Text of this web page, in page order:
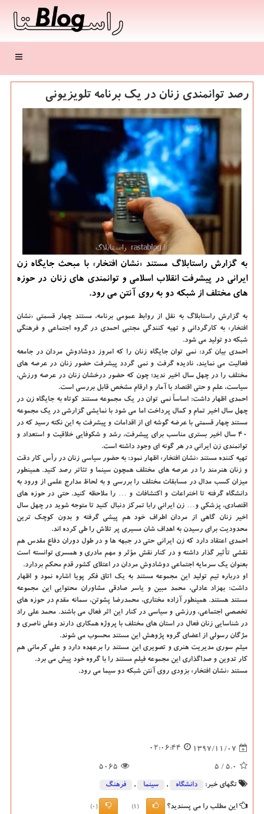
منو
رصد توانمندی زنان در یك برنامه تلویزیونی
به گزارش راستابلاگ مستند «نشان افتخار» با مبحث جایگاه زن
ایرانی در پیشرفت انقلاب اسلامی و توانمندی های زنان در حوزه
های مختلف از شبكه دو به روی آنتن می رود.
به گزارش راستابلاگ به نقل از روابط عمومی برنامه، مستند چهار قسمتی «نشان
افتخار» به كارگردانی و تهیه كنندگی مجتبی احمدی در گروه اجتماعی و فرهنگی
شبكه دو تولید می شود.
احمدی بیان كرد: نمی توان جایگاه زنان را كه امروز دوشادوش مردان در جامعه
فعالیت می نمایند، نادیده گرفت و نمی گردد پیشرفت حضور زنان در عرصه های
مختلف را در چهل سال اخیر ندید؛ چون كه حضور درخشان زنان در عرصه ورزش،
سیاست، علم و حتی اقتصاد با آمار و ارقام مشخص قابل بررسی است.
احمدی اظهار داشت: اساساً نمی توان در یك مجموعه مستند كوتاه به جایگاه زن در
چهل سال اخیر تمام و كمال پرداخت اما می شود با نمایشی گزارشی در یك مجموعه
مستند چهار قسمتی با عرضه گوشه ای از اقدامات و پیشرفت به این نكته رسید كه در
۴۰ سال اخیر بستری مناسب برای پیشرفت، رشد و شكوفایی خلاقیت و استعداد و
توانمندی زن ایرانی در هر گونه ای وجود داشته است.
تهیه كننده مستند «نشان افتخار» اظهار نمود: به حضور سیاسی زنان در رأس كار دقت
و زنان هنرمند را در عرصه های مختلف همچون سینما و تئاتر رصد كنید. همینطور
میزان كسب مدال در مسابقات مختلف را بررسی و به لحاظ مدارج علمی از ورود به
دانشگاه گرفته تا اختراعات و اكتشافات و … را ملاحظه كنید. حتی در حوزه های
اقتصادی، پزشكی و… زن ایرانی رابا تمركز دنبال كنید تا متوجه شوید در چهل سال
اخیر زنان گاهی از مردان اطراف خود هم پیشی گرفته و بدون كوچك ترین
محدودیت برای رسیدن به اهداف شان مسیری پر تلاش را طی كرده اند.
احمدی اعتقاد دارد كه زن ایرانی حتی در جبهه ها و در طول دوران دفاع مقدس هم
نقشی تأثیر گذار داشته و در كنار نقش مؤثر و مهم مادری و همسری توانسته است
بعنوان یك سرمایه اجتماعی دوشادوش مردان در اعتلای كشور قدم محكم بردارد.
او درباره تیم تولید این مجموعه مستند به یك اتاق فكر پویا اشاره نمود و اظهار
داشت: بهزاد عادلی، محمد مبین و یاسر صادقی مشاوران محتوایی این مجموعه
مستند هستند. همینطور آزاده مختاری، محمدرضا پشوتن، سمانه مقدم در حوزه های
تخصصی اجتماعی، ورزشی و سیاسی در كنار این اثر فعال می باشند. محمد علی راد
در شناسایی زنان فعال در استان های مختلف با پروژه همكاری دارند وعلی ناصری و
مژگان رسولی از اعضای گروه پژوهش این مستند محسوب می شوند.
میثم سوری مدیریت هنری و تصویری این مستند را برعهده دارد و علی كرمانی هم
كار تدوین و صداگذاری این مجموعه فیلم مستند را با گروه خود پیش می برد.
مستند «نشان افتخار» بزودی روی آنتن شبكه دو سیما می رود.
1397/11/07
02:06:44
5.0
/ 5
5065
تگهای خبر: دانشگاه‌ , سینما , فرهنگ
این مطلب را می پسندید؟ (1)
(0)